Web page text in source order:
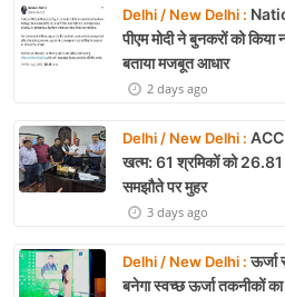
Delhi / New Delhi :
पीएम मोदी ने बुनकरों को
बताया मजबूत आधार
2 days ago
Delhi / New Delhi : ACC
खत्म: 61 श्रमिकों को
समझौते पर मुहर
3 days ago
Delhi / New Delhi :ऊर्जा
बनेगा स्वच्छ ऊर्जा तकनीकों का